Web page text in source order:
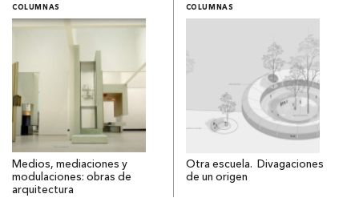
COLUMNAS
Medios, mediaciones y
modulaciones: obras de
arquitectura
COLUMNAS
Otra escuela. Divagaciones
de un origen